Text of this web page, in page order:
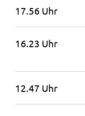
17.56 Uhr
16.23 Uhr
12.47 Uhr